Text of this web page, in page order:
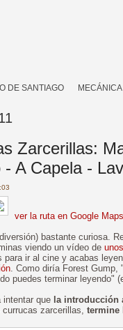
DE SANTIAGO
Zarcerillas:
A Capela -
ver la ruta en Google Maps
bastante curiosa.
viendo un vídeo de
ir al cine y acabas
. Como diría Forest Gump,
puedes terminar leyendo"
intentar que la introducción
zarcerillas, termine